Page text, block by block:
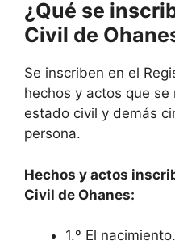
¿Qué se
Civil de
Se inscriben en el
hechos y actos que
estado civil y demás
persona.
Hechos y actos
Civil de Ohanes:
1.º El nacimiento.